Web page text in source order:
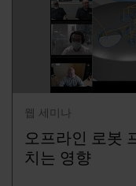
웹 세미나
오프라인 로봇
치는 영향